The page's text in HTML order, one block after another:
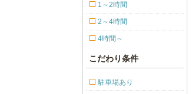
1～2時間
2～4時間
4時間～
こだわり条件
駐車場あり